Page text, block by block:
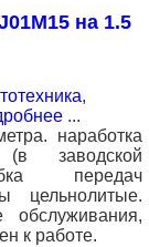
на 1.5
,
...
наработка
заводской
передач
цельнолитые.
обслуживания,
к работе.